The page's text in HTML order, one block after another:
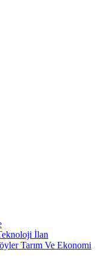
İlan
Tarım Ve Ekonomi